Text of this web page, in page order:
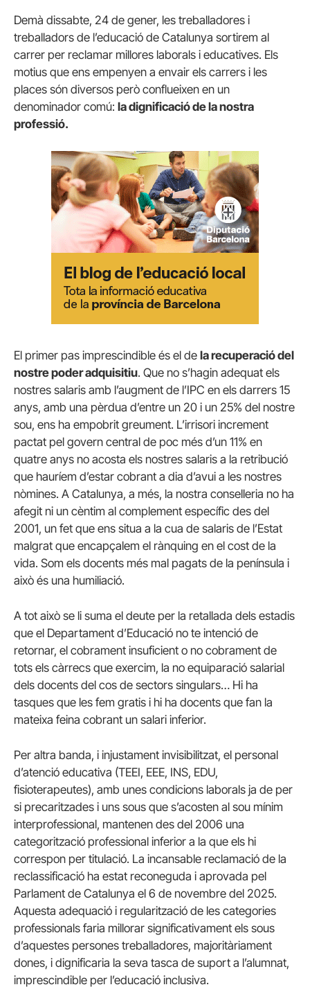
Demà dissabte, 24 de gener, les treballadores i
treballadors de l’educació de Catalunya sortirem al
carrer per reclamar millores laborals i educatives. Els
motius que ens empenyen a envair els carrers i les
places són diversos però conflueixen en un
denominador comú: la dignificació de la nostra
professió.
El primer pas imprescindible és el de la recuperació del
nostre poder adquisitiu. Que no s’hagin adequat els
nostres salaris amb l’augment de l’IPC en els darrers 15
anys, amb una pèrdua d’entre un 20 i un 25% del nostre
sou, ens ha empobrit greument. L’irrisori increment
pactat pel govern central de poc més d’un 11% en
quatre anys no acosta els nostres salaris a la retribució
que hauríem d’estar cobrant a dia d’avui a les nostres
nòmines. A Catalunya, a més, la nostra conselleria no ha
afegit ni un cèntim al complement específic des del
2001, un fet que ens situa a la cua de salaris de l’Estat
malgrat que encapçalem el rànquing en el cost de la
vida. Som els docents més mal pagats de la península i
això és una humiliació.
A tot això se li suma el deute per la retallada dels estadis
que el Departament d’Educació no te intenció de
retornar, el cobrament insuficient o no cobrament de
tots els càrrecs que exercim, la no equiparació salarial
dels docents del cos de sectors singulars… Hi ha
tasques que les fem gratis i hi ha docents que fan la
mateixa feina cobrant un salari inferior.
Per altra banda, i injustament invisibilitzat, el personal
d’atenció educativa (TEEI, EEE, INS, EDU,
fisioterapeutes), amb unes condicions laborals ja de per
si precaritzades i uns sous que s’acosten al sou mínim
interprofessional, mantenen des del 2006 una
categorització professional inferior a la que els hi
correspon per titulació. La incansable reclamació de la
reclassificació ha estat reconeguda i aprovada pel
Parlament de Catalunya el 6 de novembre del 2025.
Aquesta adequació i regularització de les categories
professionals faria millorar significativament els sous
d’aquestes persones treballadores, majoritàriament
dones, i dignificaria la seva tasca de suport a l’alumnat,
imprescindible per l’educació inclusiva.